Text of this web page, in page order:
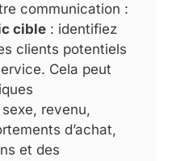
communication :
cible : identifiez
clients potentiels
Cela peut
revenu,
d’achat,
et des